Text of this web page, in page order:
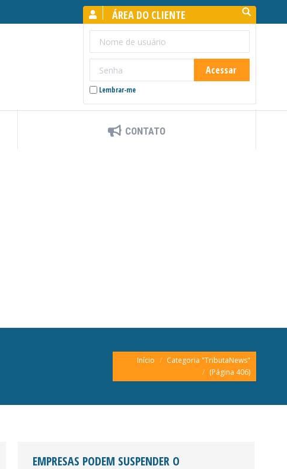
Search:
ÁREA DO CLIENTE
Lembrar-me
CONTATO
Você está aqui:
Início
Categoria "TributaNews"
(Página 406)
EMPRESAS PODEM SUSPENDER O